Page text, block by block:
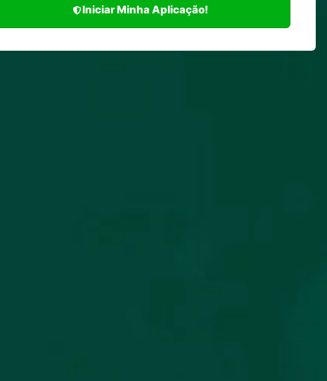
Iniciar Minha Aplicação!